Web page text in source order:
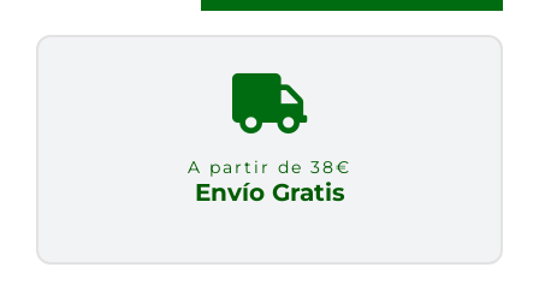
A partir de 38€
Envío Gratis